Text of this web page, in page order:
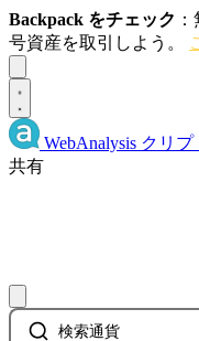
Backpack をチェック
号資産を取引しよう。
WebAnalysis クリプ
共有
検索通貨